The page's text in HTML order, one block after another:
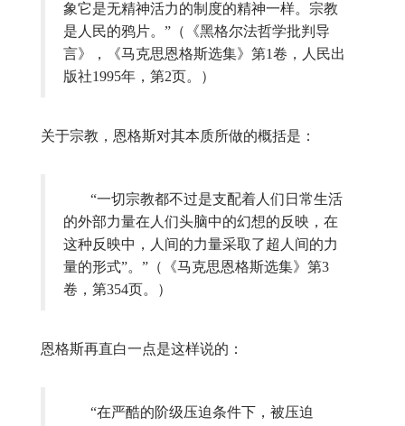
象它是无精神活力的制度的精神一样。宗教
是人民的鸦片。 ” （《黑格尔法哲学批判导
言》，《马克思恩格斯选集》第1卷，人民出
版社1995年，第2页。）
关于宗教，恩格斯对其本质所做的概括是：
“一切宗教都不过是支配着人们日常生活
的外部力量在人们头脑中的幻想的反映，在
这种反映中，人间的力量采取了超人间的力
量的形式”。 ” （《马克思恩格斯选集》第3
卷，第354页。）
恩格斯再直白一点是这样说的：
“在严酷的阶级压迫条件下，被压迫